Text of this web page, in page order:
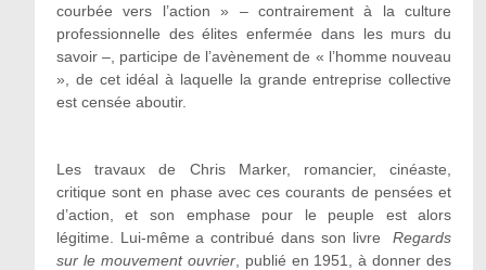
courbée vers l’action » – contrairement à la culture
professionnelle des élites enfermée dans les murs du
savoir –, participe de l’avènement de « l’homme nouveau
», de cet idéal à laquelle la grande entreprise collective
est censée aboutir.
Les travaux de Chris Marker, romancier, cinéaste,
critique sont en phase avec ces courants de pensées et
d’action, et son emphase pour le peuple est alors
légitime. Lui-même a contribué dans son livreRegards
sur le mouvement ouvrier, publié en 1951, à donner des